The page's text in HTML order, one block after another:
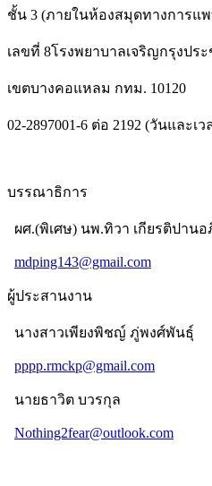
ชั้น 3 (ภายในห้องสมุดทางการแ
เลขที่ 8โรงพยาบาลเจริญกรุงปร
เขตบางคอแหลม กทม. 10120
02-2897001-6 ต่อ 2192 (วันและเ
บรรณาธิการ
ผศ.(พิเศษ) นพ.ทิวา เกียรติปานอ
mdping143@gmail.com
ผู้ประสานงาน
นางสาวเพียงพิชญ์ ภู่พงศ์พันธุ์
pppp.rmckp@gmail.com
นายธาวิต บวรกุล
Nothing2fear@outlook.com